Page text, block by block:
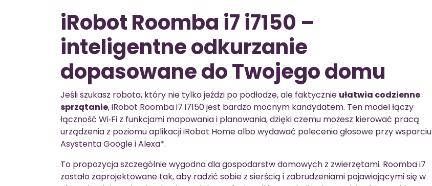
iRobot Roomba i7 i7150 –
inteligentne odkurzanie
dopasowane do Twojego domu
Jeśli szukasz robota, który nie tylko jeździ po podłodze, ale faktycznie ułatwia codzienne
sprzątanie, iRobot Roomba i7 i7150 jest bardzo mocnym kandydatem. Ten model łączy
łączność Wi‑Fi z funkcjami mapowania i planowania, dzięki czemu możesz kierować pracą
urządzenia z poziomu aplikacji iRobot Home albo wydawać polecenia głosowe przy wsparciu
Asystenta Google i Alexa*.
To propozycja szczególnie wygodna dla gospodarstw domowych z zwierzętami. Roomba i7
zostało zaprojektowane tak, aby radzić sobie z sierścią i zabrudzeniami pojawiającymi się w